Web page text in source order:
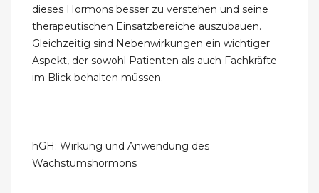
dieses Hormons besser zu verstehen und seine
therapeutischen Einsatzbereiche auszubauen.
Gleichzeitig sind Nebenwirkungen ein wichtiger
Aspekt, der sowohl Patienten als auch Fachkräfte
im Blick behalten müssen.
hGH: Wirkung und Anwendung des
Wachstumshormons